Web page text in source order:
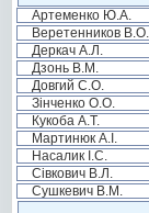
Артеменко Ю.А.
Веретенников В.О.
Деркач А.Л.
Дзонь В.М.
Довгий С.О.
Зінченко О.О.
Кукоба А.Т.
Мартинюк А.І.
Насалик І.С.
Сівкович В.Л.
Сушкевич В.М.